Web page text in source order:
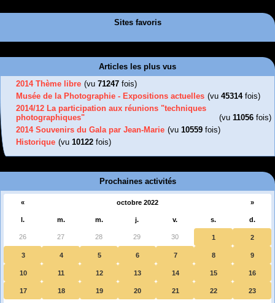
Sites favoris
Articles les plus vus
2014 Thème libre (vu 71247 fois)
Musée de la Photographie - Expositions actuelles (vu 45314fois)
2014/12 La participation aux réunions "techniques
photographiques"
(vu 11056 fois)
2014 Souvenirs du Gala par Jean-Marie (vu 10559 fois)
Historique (vu 10122 fois)
Prochaines activités
« octobre 2022 »
l. m. m. j. v. s. d.
26 27 28 29 30 1 2
3 4 5 6 7 8 9
10 11 12 13 14 15 16
17 18 19 20 21 22 23